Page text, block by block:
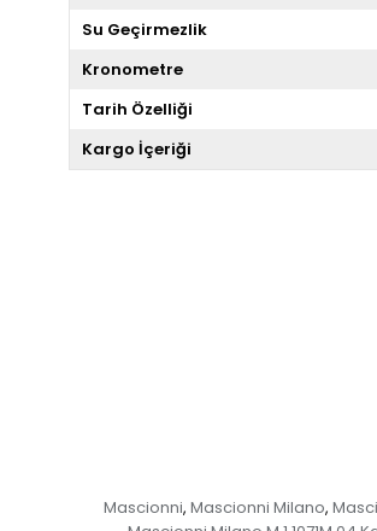
Su Geçirmezlik
Kronometre
Tarih Özelliği
Kargo İçeriği
Mascionni, Mascionni Milano,